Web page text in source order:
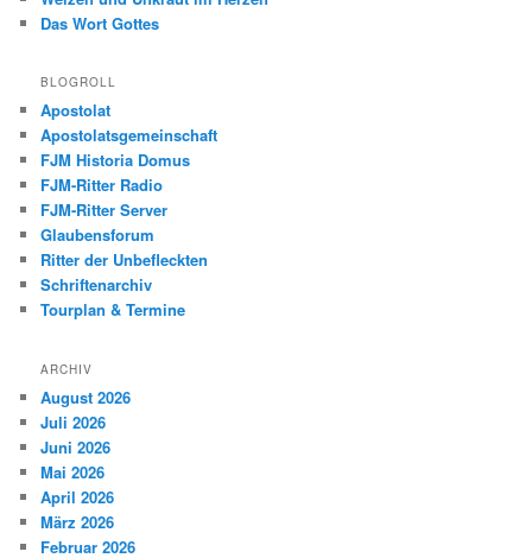
Das Wort Gottes
BLOGROLL
Apostolat
Apostolatsgemeinschaft
FJM Historia Domus
FJM-Ritter Radio
FJM-Ritter Server
Glaubensforum
Ritter der Unbefleckten
Schriftenarchiv
Tourplan & Termine
ARCHIV
August 2026
Juli 2026
Juni 2026
Mai 2026
April 2026
März 2026
Februar 2026